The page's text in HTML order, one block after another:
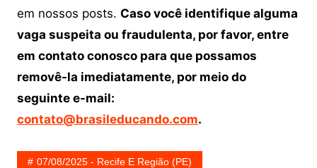
em nossos posts. Caso você identifique alguma
vaga suspeita ou fraudulenta, por favor, entre
em contato conosco para que possamos
removê-la imediatamente, por meio do
seguinte e-mail:
contato@brasileducando.com.
07/08/2025 - Recife E Região (PE)